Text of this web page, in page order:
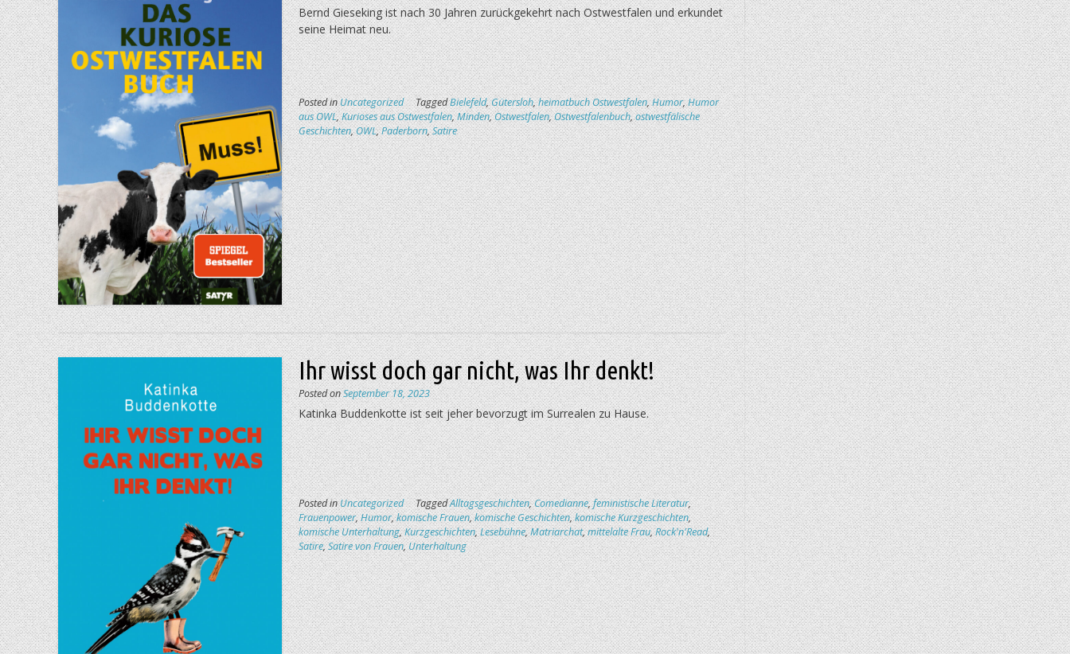
Bernd Gieseking ist nach 30 Jahren zurückgekehrt nach Ostwestfalen und erkundet
seine Heimat neu.
Posted inUncategorized TaggedBielefeld,Gütersloh,heimatbuch Ostwestfalen,Humor,Humor
aus OWL,Kurioses aus Ostwestfalen,Minden,Ostwestfalen,Ostwestfalenbuch,ostwestfälische
Geschichten,OWL,Paderborn,Satire
Ihr wisst doch gar nicht, was Ihr denkt!
Posted onSeptember 18, 2023
Katinka Buddenkotte ist seit jeher bevorzugt im Surrealen zu Hause.
Posted inUncategorized TaggedAlltagsgeschichten,Comedianne,feministische Literatur,
Frauenpower,Humor,komische Frauen,komische Geschichten,komische Kurzgeschichten,
komische Unterhaltung,Kurzgeschichten,Lesebühne,Matriarchat,mittelalte Frau,Rock'n'Read,
Satire,Satire von Frauen,Unterhaltung